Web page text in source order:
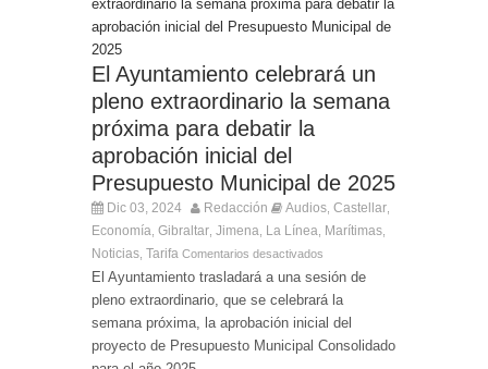
El Ayuntamiento celebrará un
pleno extraordinario la semana
próxima para debatir la
aprobación inicial del
Presupuesto Municipal de 2025
Dic 03, 2024 Redacción Audios Castellar
Economía Gibraltar Jimena La Línea Marítimas
Noticias Tarifa Comentarios desactivados
El Ayuntamiento trasladará a una sesión de
pleno extraordinario, que se celebrará la
semana próxima, la aprobación inicial del
proyecto de Presupuesto Municipal Consolidado